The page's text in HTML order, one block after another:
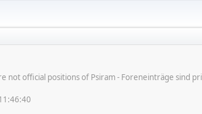
not official positions of Psiram - Foreneinträge